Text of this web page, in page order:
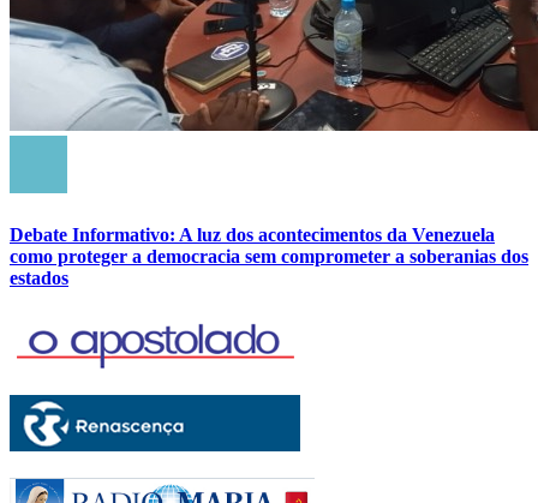
Debate Informativo: A luz dos acontecimentos da Venezuela
como proteger a democracia sem comprometer a soberanias dos
estados